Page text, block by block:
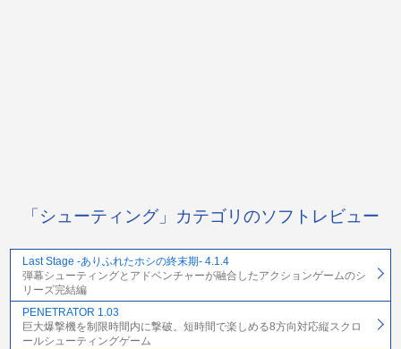
「シューティング」カテゴリのソフトレビュー
Last Stage -ありふれたホシの終末期- 4.1.4
弾幕シューティングとアドベンチャーが融合したアクションゲームのシ
リーズ完結編
PENETRATOR 1.03
巨大爆撃機を制限時間内に撃破。短時間で楽しめる8方向対応縦スクロ
ールシューティングゲーム